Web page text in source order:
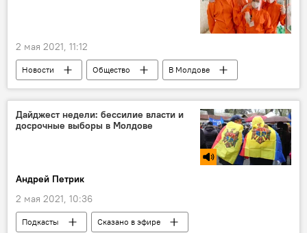
2 мая 2021, 11:12
Новости Общество
В Молдове
Коронавирус
Репортаж
Дайджест недели: бессилие власти и
досрочные выборы в Молдове
Андрей Петрик
2 мая 2021, 10:36
Подкасты
Сказано в эфире